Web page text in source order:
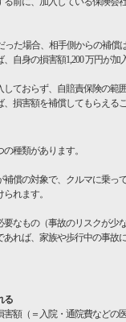
た場合、相手側からの補償
自身の損害額1,200 万円が
ておらず、自賠責保険の範
損害額を補償してもらえる
種類があります。
償の対象で、クルマに乗っ
れます。
なもの（事故のリスクが少
れば、家族や歩行中の事故
る
額（＝入院・通院費などの